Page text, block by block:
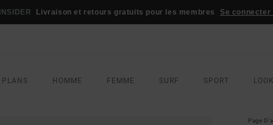
Livraison et retours gratuits pour les membres Se
PLANS HOMME FEMME SURF SPORT
Page